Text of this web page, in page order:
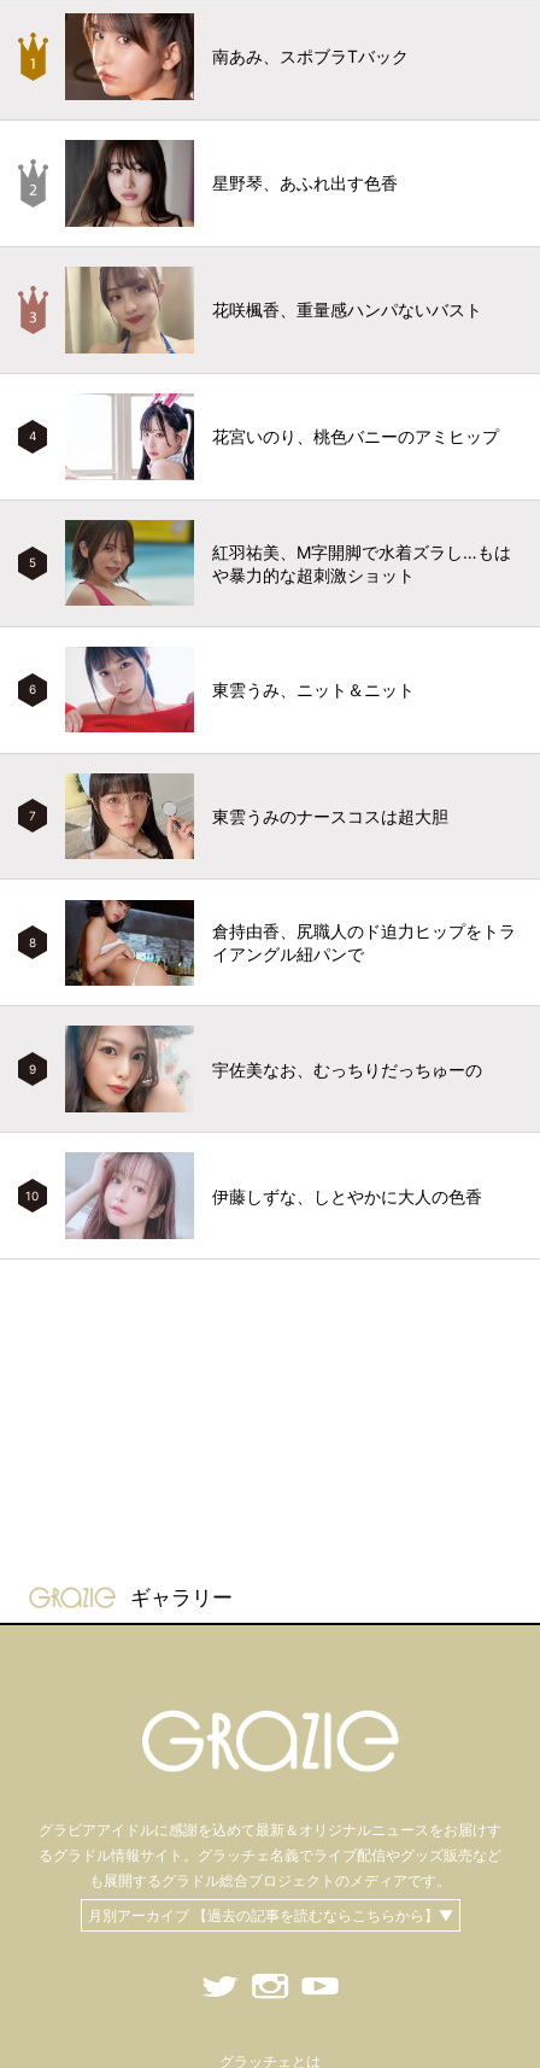
南あみ、スポブラTバック
星野琴、あふれ出す色香
花咲楓香、重量感ハンパないバスト
4 花宮いのり、桃色バニーのアミヒップ
5
紅羽祐美、M字開脚で水着ズラし…もは
や暴力的な超刺激ショット
6 東雲うみ、ニット＆ニット
7 東雲うみのナースコスは超大胆
8
倉持由香、尻職人のド迫力ヒップをトラ
イアングル紐パンで
9 宇佐美なお、むっちりだっちゅーの
10 伊藤しずな、しとやかに大人の色香
gravure-grazie
ギャラリー
グラビアアイドルに感謝を込めて最新＆オリジナルニュースをお届けす
るグラドル情報サイト。 グラッチェ名義でライブ配信やグッズ販売など
も 展開するグラドル総合プロジェクトのメディアです。
月別アーカイブ 【過去の記事を読むならこちらから】▼
グラッチェとは